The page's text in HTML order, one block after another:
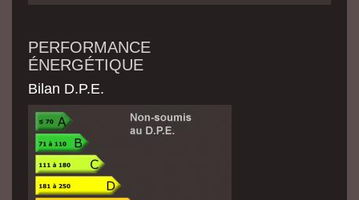
PERFORMANCE
ÉNERGÉTIQUE
Bilan D.P.E.